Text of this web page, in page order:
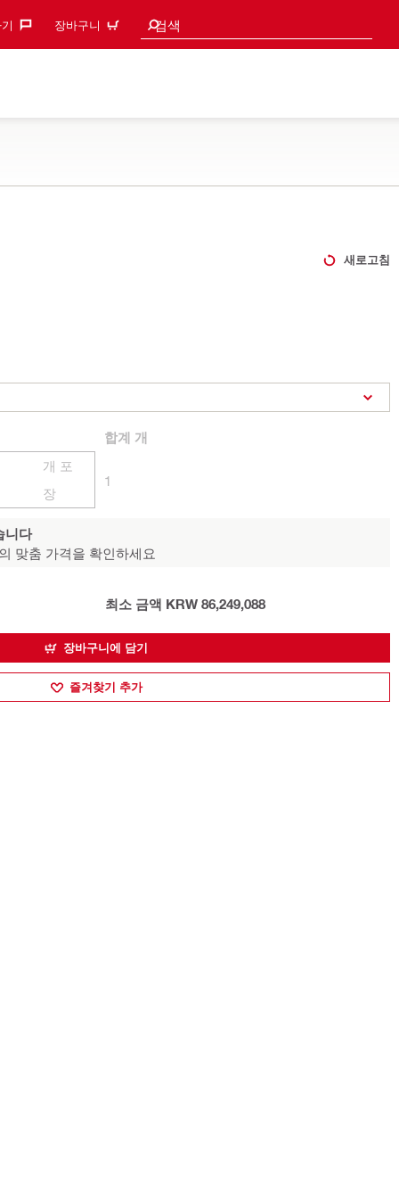
장바구니 검색
검색 추천
새로고침
개 포
장
합계 개
1
니다
맞춤 가격을 확인하세요
최소 금액 KRW 86,249,088
장바구니에 담기
즐겨찾기 추가